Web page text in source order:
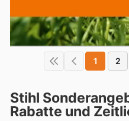
1 2
Stihl
Rabatte und